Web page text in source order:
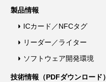
製品情報
ICカード／NFCタグ
リーダー／ライター
ソフトウェア開発環境
技術情報（PDFダウンロード）